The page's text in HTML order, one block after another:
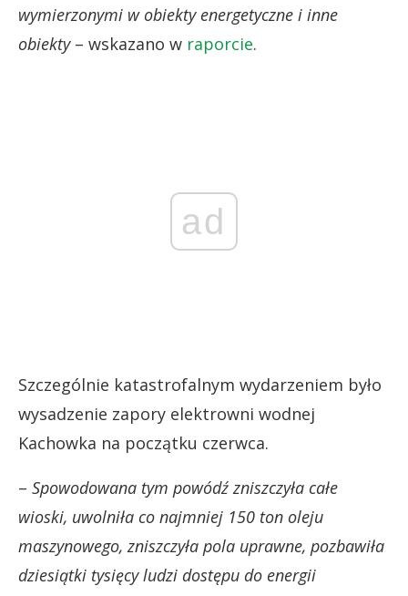
wymierzonymi w obiekty energetyczne i inne
obiekty– wskazano w raporcie.
ad
Szczególnie katastrofalnym wydarzeniem było
wysadzenie zapory elektrowni wodnej
Kachowka na początku czerwca.
– Spowodowana tym powódź zniszczyła całe
wioski, uwolniła co najmniej 150 ton oleju
maszynowego, zniszczyła pola uprawne, pozbawiła
dziesiątki tysięcy ludzi dostępu do energii